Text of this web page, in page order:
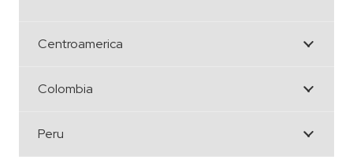
Centroamerica
Colombia
Peru